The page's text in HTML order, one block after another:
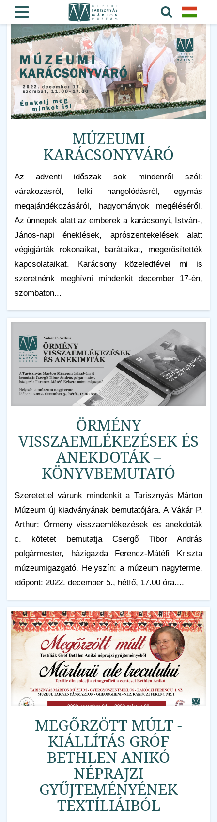
MÚZEUMI
KARÁCSONYVÁRÓ
Az adventi időszak sok mindenről szól:
várakozásról, lelki hangolódásról, egymás
megajándékozásáról, hagyományok megéléséről.
Az ünnepek alatt az emberek a karácsonyi, István-,
János-napi éneklések, aprószentekelések alatt
végigjárták rokonaikat, barátaikat, megerősítették
kapcsolataikat. Karácsony közeledtével mi is
szeretnénk meghívni mindenkit december 17-én,
szombaton...
ÖRMÉNY
VISSZAEMLÉKEZÉSEK ÉS
ANEKDOTÁK –
KÖNYVBEMUTATÓ
Szeretettel várunk mindenkit a Tarisznyás Márton
Múzeum új kiadványának bemutatójára. A Vákár P.
Arthur: Örmény visszaemlékezések és anekdoták
c. kötetet bemutatja Csergő Tibor András
polgármester, házigazda Ferencz-Mátéfi Kriszta
múzeumigazgató. Helyszín: a múzeum nagyterme,
időpont: 2022. december 5., hétfő, 17.00 óra....
MEGŐRZÖTT MÚLT -
KIÁLLÍTÁS GRÓF
BETHLEN ANIKÓ
NÉPRAJZI
GYŰJTEMÉNYÉNEK
TEXTÍLIÁIBÓL